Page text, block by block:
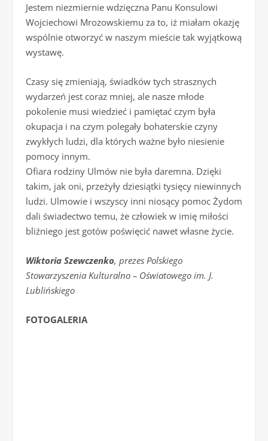
Jestem niezmiernie wdzięczna Panu Konsulowi
Wojciechowi Mrozowskiemu za to, iż miałam okazję
wspólnie otworzyć w naszym mieście tak wyjątkową
wystawę.
Czasy się zmieniają, świadków tych strasznych
wydarzeń jest coraz mniej, ale nasze młode
pokolenie musi wiedzieć i pamiętać czym była
okupacja i na czym polegały bohaterskie czyny
zwykłych ludzi, dla których ważne było niesienie
pomocy innym.
Ofiara rodziny Ulmów nie była daremna. Dzięki
takim, jak oni, przeżyły dziesiątki tysięcy niewinnych
ludzi. Ulmowie i wszyscy inni niosący pomoc Żydom
dali świadectwo temu, że człowiek w imię miłości
bliźniego jest gotów poświęcić nawet własne życie.
Wiktoria Szewczenko, prezes Polskiego
Stowarzyszenia Kulturalno – Oświatowego im. J.
Lublińskiego
FOTOGALERIA